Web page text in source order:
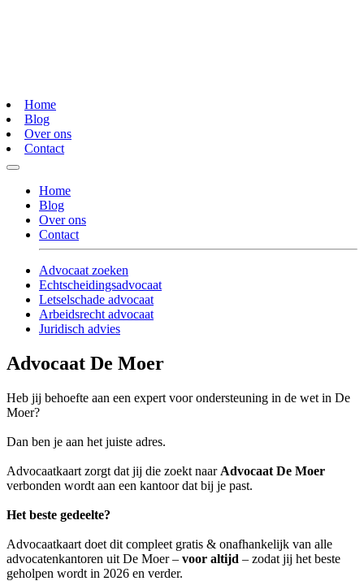
Home
Blog
Over ons
Contact
Home
Blog
Over ons
Contact
Advocaat zoeken
Echtscheidingsadvocaat
Letselschade advocaat
Arbeidsrecht advocaat
Juridisch advies
Advocaat De Moer
Heb jij behoefte aan een expert voor ondersteuning in de wet in De
Moer?
Dan ben je aan het juiste adres.
Advocaatkaart zorgt dat jij die zoekt naar Advocaat De Moer
verbonden wordt aan een kantoor dat bij je past.
Het beste gedeelte?
Advocaatkaart doet dit compleet gratis & onafhankelijk van alle
advocatenkantoren uit De Moer – voor altijd – zodat jij het beste
geholpen wordt in 2026 en verder.